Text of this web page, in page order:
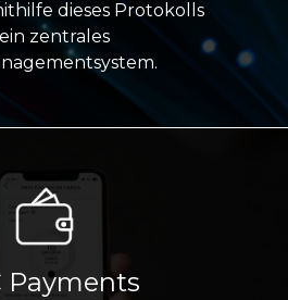
dieses Protokolls
zentrales
Payments